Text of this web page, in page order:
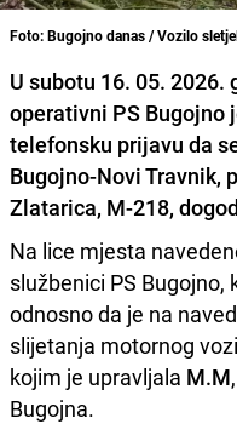
Foto: Bugojno danas / Vozilo
U subotu 16. 05. 2026.
operativni PS Bugojno
telefonsku prijavu da
Bugojno-Novi Travnik,
Zlatarica, M-218,
Na lice mjesta
službenici PS Bugojno,
odnosno da je na
slijetanja motornog
kojim je upravljala M.M
Bugojna.